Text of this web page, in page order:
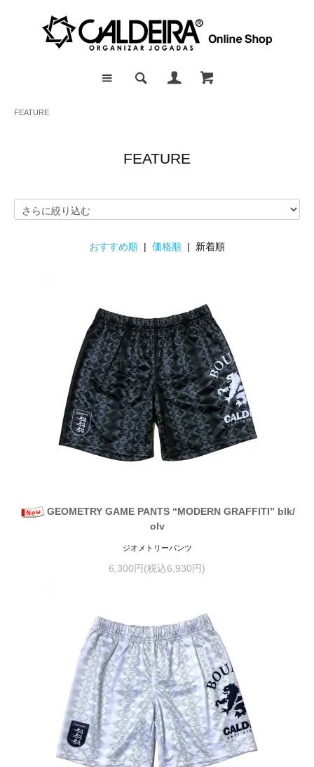
FEATURE
FEATURE
おすすめ順 | 価格順 | 新着順
GEOMETRY GAME PANTS “MODERN GRAFFITI” blk/
olv
ジオメトリーパンツ
6,300円(税込6,930円)